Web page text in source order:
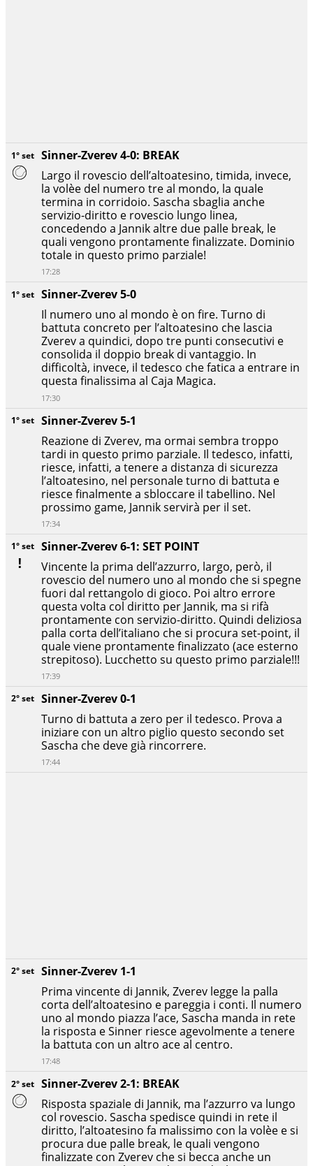
2° set Sinner-Zverev 2-1: BREAK
Risposta spaziale di Jannik, ma l’azzurro va lungo
col rovescio. Sascha spedisce quindi in rete il
diritto, l’altoatesino fa malissimo con la volèe e si
procura due palle break, le quali vengono
finalizzate con Zverev che si becca anche un
2° set Sinner-Zverev 1-1
Prima vincente di Jannik, Zverev legge la palla
corta dell’altoatesino e pareggia i conti. Il numero
uno al mondo piazza l’ace, Sascha manda in rete
la risposta e Sinner riesce agevolmente a tenere
la battuta con un altro ace al centro.
17:48
2° set Sinner-Zverev 0-1
Turno di battuta a zero per il tedesco. Prova a
iniziare con un altro piglio questo secondo set
Sascha che deve già rincorrere.
17:44
1° set Sinner-Zverev 6-1: SET POINT
Vincente la prima dell’azzurro, largo, però, il
rovescio del numero uno al mondo che si spegne
fuori dal rettangolo di gioco. Poi altro errore
questa volta col diritto per Jannik, ma si rifà
prontamente con servizio-diritto. Quindi deliziosa
palla corta dell’italiano che si procura set-point, il
quale viene prontamente finalizzato (ace esterno
strepitoso). Lucchetto su questo primo parziale!!!
17:39
1° set Sinner-Zverev 5-1
Reazione di Zverev, ma ormai sembra troppo
tardi in questo primo parziale. Il tedesco, infatti,
riesce, infatti, a tenere a distanza di sicurezza
l’altoatesino, nel personale turno di battuta e
riesce finalmente a sbloccare il tabellino. Nel
prossimo game, Jannik servirà per il set.
17:34
1° set Sinner-Zverev 5-0
Il numero uno al mondo è on fire. Turno di
battuta concreto per l’altoatesino che lascia
Zverev a quindici, dopo tre punti consecutivi e
consolida il doppio break di vantaggio. In
difficoltà, invece, il tedesco che fatica a entrare in
questa finalissima al Caja Magica.
17:30
1° set Sinner-Zverev 4-0: BREAK
Largo il rovescio dell’altoatesino, timida, invece,
la volèe del numero tre al mondo, la quale
termina in corridoio. Sascha sbaglia anche
servizio-diritto e rovescio lungo linea,
concedendo a Jannik altre due palle break, le
quali vengono prontamente finalizzate. Dominio
totale in questo primo parziale!
17:28